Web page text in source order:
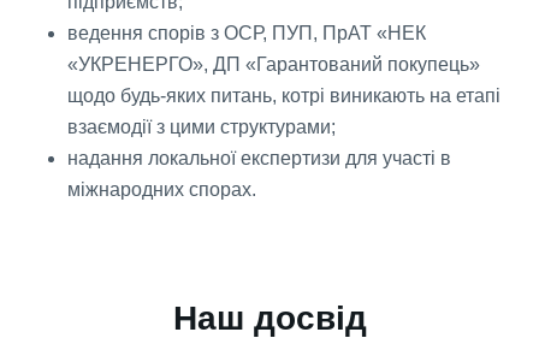
ведення спорів з ОСР, ПУП, ПрАТ «НЕК
«УКРЕНЕРГО», ДП «Гарантований покупець»
щодо будь-яких питань, котрі виникають на етапі
взаємодії з цими структурами;
надання локальної експертизи для участі в
міжнародних спорах.
Наш досвід